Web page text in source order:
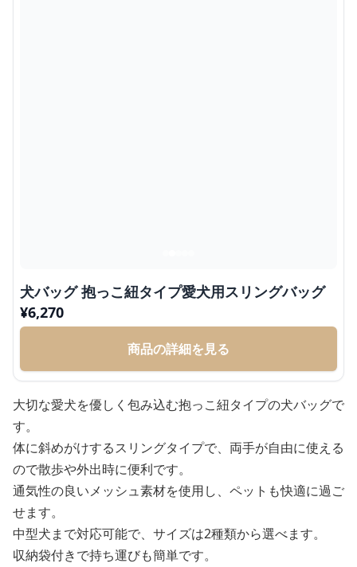
犬バッグ 抱っこ紐タイプ愛犬用スリングバッグ
¥6,270
商品の詳細を見る
大切な愛犬を優しく包み込む抱っこ紐タイプの犬バッグで
す。
体に斜めがけするスリングタイプで、両手が自由に使える
ので散歩や外出時に便利です。
通気性の良いメッシュ素材を使用し、ペットも快適に過ご
せます。
中型犬まで対応可能で、サイズは2種類から選べます。
収納袋付きで持ち運びも簡単です。